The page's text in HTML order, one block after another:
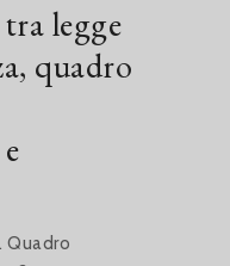
legge
quadro
Quadro